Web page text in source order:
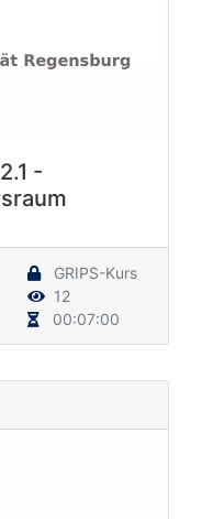
-
GRIPS-Kurs
12
00:07:00